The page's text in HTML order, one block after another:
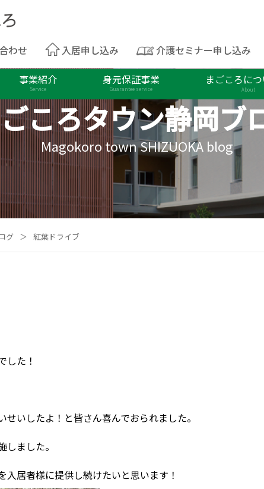
わせ 入居申し込み 介護セミナー申し込み
事業紹介
Service
身元保証事業
Guarantee service
まごころに
About
ころタウン静岡ブ
Magokoro town SHIZUOKA blog
グ ＞ 紅葉ドライブ
した！
いしたよ！と皆さん喜んでおられました。
ました。
居者様に提供し続けたいと思います！